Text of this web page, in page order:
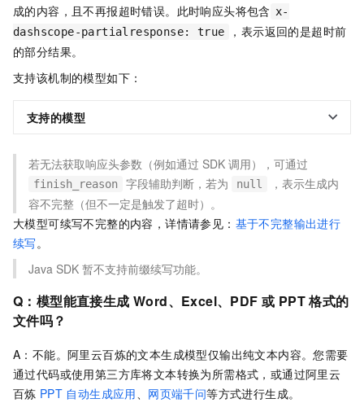
成的内容，且不再报超时错误。此时响应头将包含 x-
dashscope-partialresponse: true
，表示返回的是超时前
的部分结果。
支持该机制的模型如下：
支持的模型
若无法获取响应头参数（例如通过 SDK 调用），可通过
finish_reason 字段辅助判断，若为 null
，表示生成内
容不完整（但不一定是触发了超时）。
大模型可续写不完整的内容，详情请参见： 基于不完整输出进行
续写 。
Java SDK 暂不支持前缀续写功能。
Q：模型能直接生成 Word、Excel、PDF 或 PPT 格式的
文件吗？
A：不能。阿里云百炼的文本生成模型仅输出纯文本内容。您需要
通过代码或使用第三方库将文本转换为所需格式 ，或通过阿里云
百炼 PPT 自动生成应用、 网页端千问等方式进行生成。